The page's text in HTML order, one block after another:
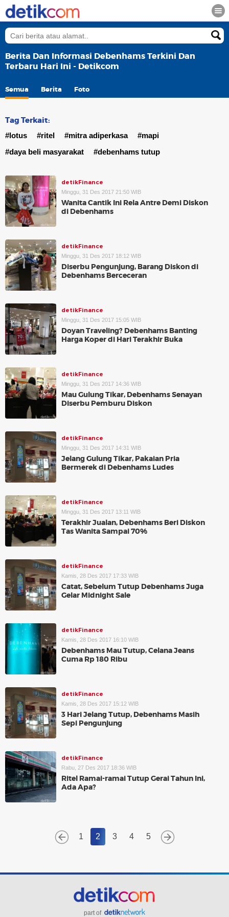
Berita Dan Informasi Debenhams Terkini Dan
Terbaru Hari Ini - Detikcom
Semua Berita Foto
Tag Terkait:
#lotus #ritel #mitra adiperkasa
#mapi
#daya beli masyarakat
#debenhams tutup
detikFinance
Minggu, 31 Des 2017 21:50 WIB
Wanita Cantik Ini Rela Antre Demi Diskon
di Debenhams
detikFinance
Minggu, 31 Des 2017 18:12 WIB
Diserbu Pengunjung, Barang Diskon di
Debenhams Berceceran
detikFinance
Minggu, 31 Des 2017 15:05 WIB
Doyan Traveling? Debenhams Banting
Harga Koper di Hari Terakhir Buka
detikFinance
Minggu, 31 Des 2017 14:36 WIB
Mau Gulung Tikar, Debenhams Senayan
Diserbu Pemburu Diskon
detikFinance
Minggu, 31 Des 2017 14:31 WIB
Jelang Gulung Tikar, Pakaian Pria
Bermerek di Debenhams Ludes
detikFinance
Minggu, 31 Des 2017 13:11 WIB
Terakhir Jualan, Debenhams Beri Diskon
Tas Wanita Sampai 70%
detikFinance
Kamis, 28 Des 2017 17:33 WIB
Catat, Sebelum Tutup Debenhams Juga
Gelar Midnight Sale
detikFinance
Kamis, 28 Des 2017 16:10 WIB
Debenhams Mau Tutup, Celana Jeans
Cuma Rp 180 Ribu
detikFinance
Kamis, 28 Des 2017 15:12 WIB
3 Hari Jelang Tutup, Debenhams Masih
Sepi Pengunjung
detikFinance
Rabu, 27 Des 2017 18:36 WIB
Ritel Ramai-ramai Tutup Gerai Tahun Ini,
Ada Apa?
1 2 3 4 5
part of